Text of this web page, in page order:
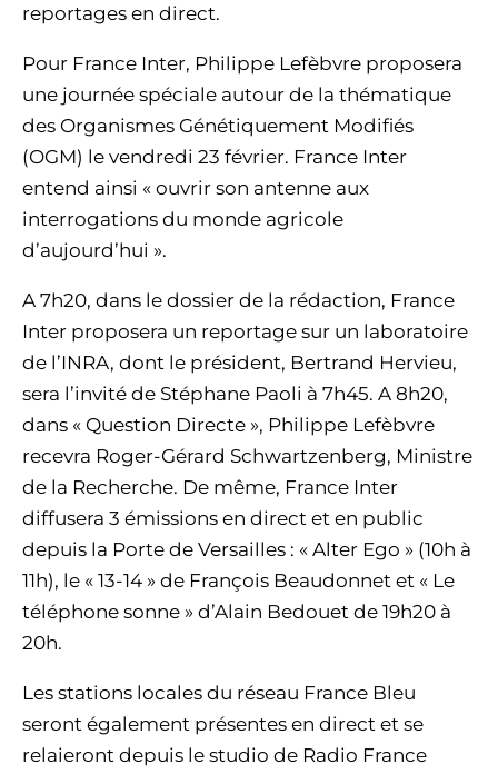
reportages en direct.
Pour France Inter, Philippe Lefèbvre proposera
une journée spéciale autour de la thématique
des Organismes Génétiquement Modifiés
(OGM) le vendredi 23 février. France Inter
entend ainsi « ouvrir son antenne aux
interrogations du monde agricole
d’aujourd’hui ».
A 7h20, dans le dossier de la rédaction, France
Inter proposera un reportage sur un laboratoire
de l’INRA, dont le président, Bertrand Hervieu,
sera l’invité de Stéphane Paoli à 7h45. A 8h20,
dans « Question Directe », Philippe Lefèbvre
recevra Roger-Gérard Schwartzenberg, Ministre
de la Recherche. De même, France Inter
diffusera 3 émissions en direct et en public
depuis la Porte de Versailles : « Alter Ego » (10h à
11h), le « 13-14 » de François Beaudonnet et « Le
téléphone sonne » d’Alain Bedouet de 19h20 à
20h.
Les stations locales du réseau France Bleu
seront également présentes en direct et se
relaieront depuis le studio de Radio France